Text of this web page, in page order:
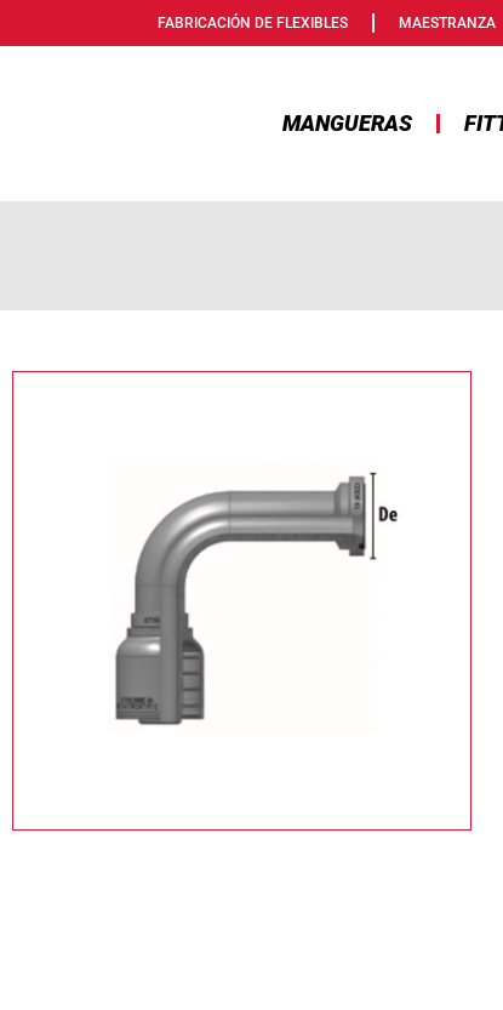
FABRICACIÓN DE FLEXIBLES MAESTRANZA
MANGUERAS